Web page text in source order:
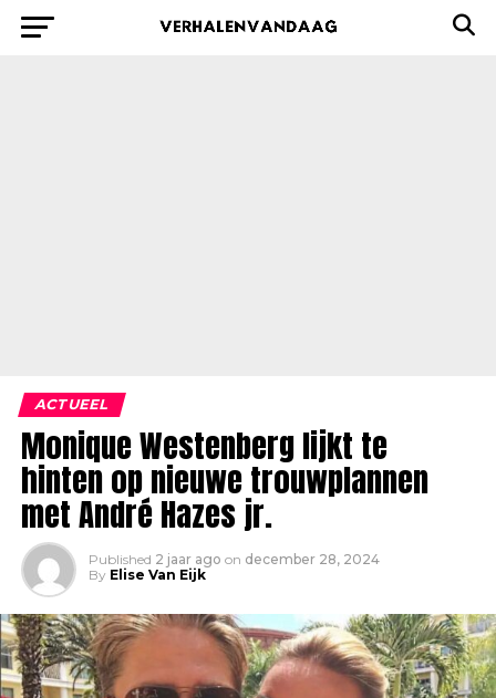
ACTUEEL
Monique Westenberg lijkt te
hinten op nieuwe trouwplannen
met André Hazes jr.
Published 2 jaar ago on december 28, 2024
By Elise Van Eijk